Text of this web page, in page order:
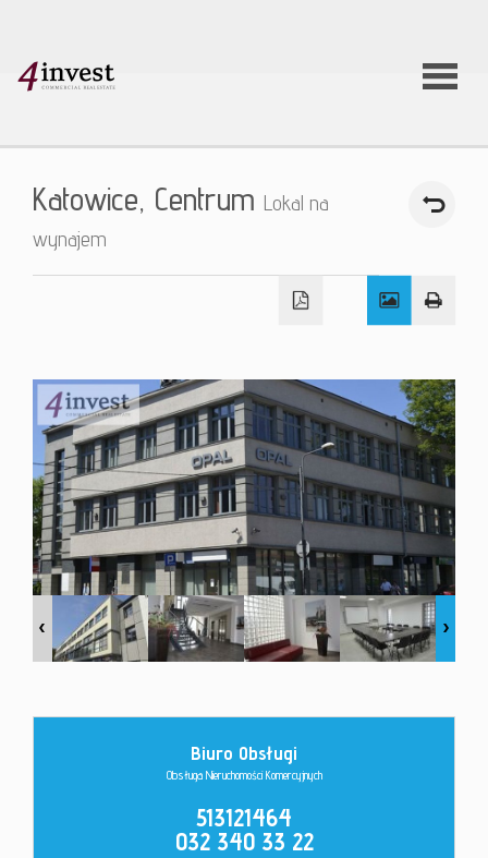
O firmie
Oferty
Kontakt
Katowice, Centrum Lokal na
wynajem
Biuro Obsługi
Obsługa Nieruchomości Komercyjnych
513121464
032 340 33 22